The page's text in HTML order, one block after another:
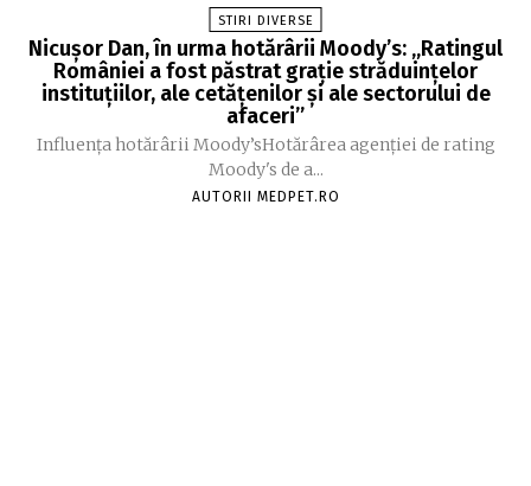
STIRI DIVERSE
Nicușor Dan, în urma hotărârii Moody’s: „Ratingul
României a fost păstrat grație străduințelor
instituțiilor, ale cetățenilor și ale sectorului de
afaceri”
Influența hotărârii Moody’sHotărârea agenției de rating
Moody's de a...
AUTORII MEDPET.RO